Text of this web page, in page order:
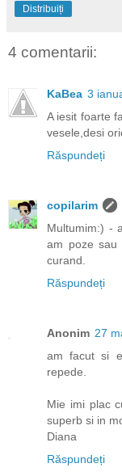
Distribuiți
4 comentarii:
KaBea 3
A iesit foarte
vesele,desi
Răspundeți
copilarim
Multumim:) -
am poze sau
curand.
Răspundeți
Anonim 27
am facut si
repede.
Mie imi plac
superb si in
Diana
Răspundeți